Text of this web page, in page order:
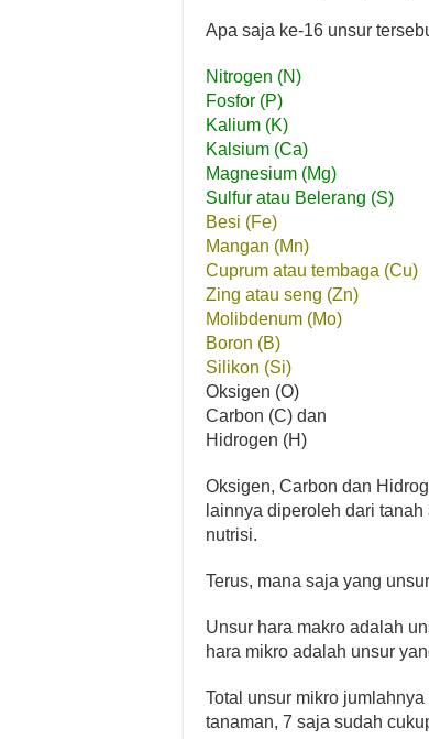
Apa saja ke-16 unsur
Nitrogen (N)
Fosfor (P)
Kalium (K)
Kalsium (Ca)
Magnesium (Mg)
Sulfur atau Belerang (S)
Besi (Fe)
Mangan (Mn)
Cuprum atau tembaga (Cu)
Zing atau seng (Zn)
Molibdenum (Mo)
Boron (B)
Silikon (Si)
Oksigen (O)
Carbon (C) dan
Hidrogen (H)
Oksigen, Carbon dan
lainnya diperoleh dari
nutrisi.
Terus, mana saja yang
Unsur hara makro adalah
hara mikro adalah unsur
Total unsur mikro
tanaman, 7 saja sudah